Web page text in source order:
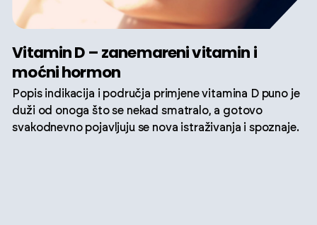
Vitamin D – zanemareni vitamin i
moćni hormon
Popis indikacija i područja primjene vitamina D puno je
duži od onoga što se nekad smatralo, a gotovo
svakodnevno pojavljuju se nova istraživanja i spoznaje.